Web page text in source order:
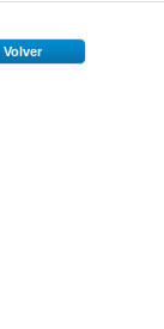
Volver